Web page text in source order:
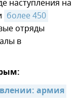
наступления на
более 450
отряды
в
армия